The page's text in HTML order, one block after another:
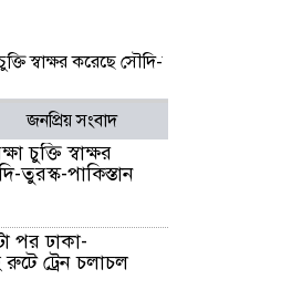
করেছে সৌদি-তুরস্ক-পাকিস্তান
জনপ্রিয় সংবাদ
চুক্তি স্বাক্ষর
তুরস্ক-পাকিস্তান
পর ঢাকা-
ট্রেন চলাচল